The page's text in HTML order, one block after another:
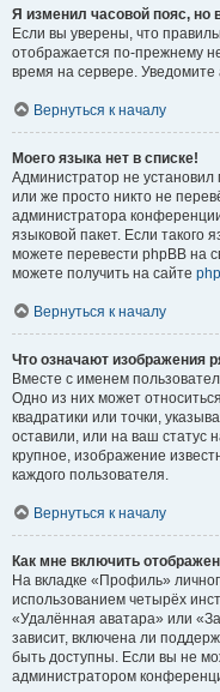
Я изменил часовой пояс, но
Если вы уверены, что
отображается по-прежнему
время на сервере.
Вернуться к началу
Моего языка нет в списке!
Администратор не
или же просто никто не
администратора
языковой пакет. Если такого
можете перевести phpBB на
можете получить на сайте
Вернуться к началу
Что означают изображения
Вместе с именем
Одно из них может
квадратики или точки,
оставили, или на ваш статус
крупное, изображение
каждого пользователя.
Вернуться к началу
Как мне включить
На вкладке «Профиль»
использованием четырёх
«Удалённая аватара» или
зависит, включена ли
быть доступны. Если вы не
администратором